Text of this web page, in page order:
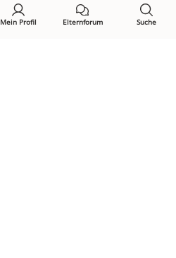
Mein Profil Elternforum Suche